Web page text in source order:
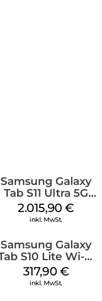
Samsung Galaxy
Tab S11 Ultra 5G
512 GB Gray
2.015,90€
inkl. MwSt.
Samsung Galaxy
S10 Lite Wi-Fi
128 GB Gray
317,90 €
inkl. MwSt.